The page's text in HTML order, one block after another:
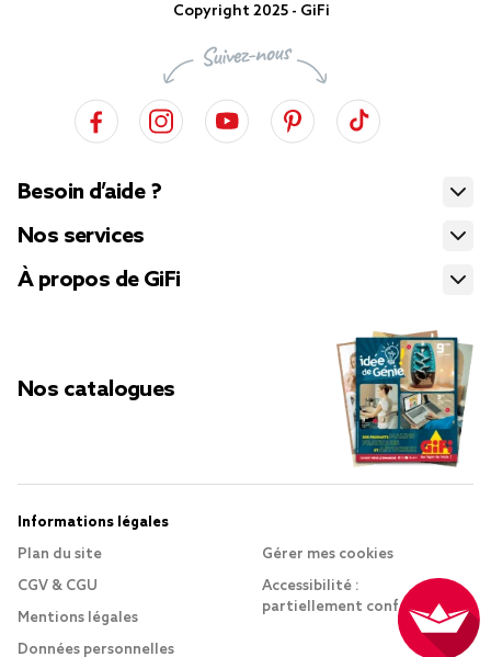
Copyright 2025 - GiFi
Besoin d’aide ?
Nos services
À propos de GiFi
Nos catalogues
Informations légales
Plan du site
CGV & CGU
Mentions légales
Données personnelles
Gérer mes cookies
Accessibilité :
partiellement conforme